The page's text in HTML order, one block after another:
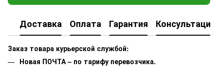
Доставка Оплата Гарантия Консультация
Заказ товара курьерской службой:
Новая ПОЧТА – по тарифу перевозчика.